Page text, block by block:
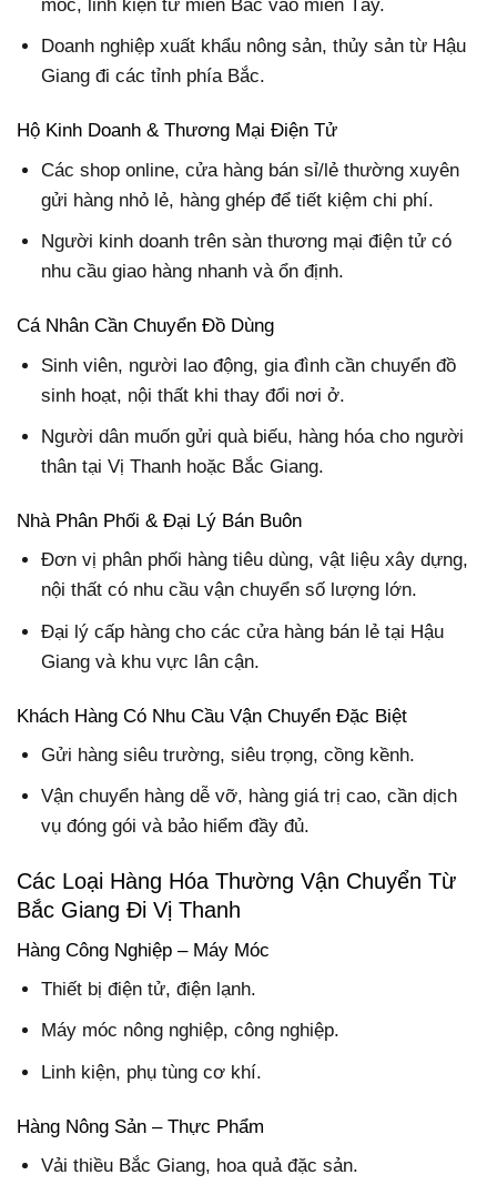
móc, linh kiện từ miền Bắc vào miền Tây.
Doanh nghiệp xuất khẩu nông sản, thủy sản từ Hậu
Giang đi các tỉnh phía Bắc.
Hộ Kinh Doanh & Thương Mại Điện Tử
Các shop online, cửa hàng bán sỉ/lẻ thường xuyên
gửi hàng nhỏ lẻ, hàng ghép để tiết kiệm chi phí.
Người kinh doanh trên sàn thương mại điện tử có
nhu cầu giao hàng nhanh và ổn định.
Cá Nhân Cần Chuyển Đồ Dùng
Sinh viên, người lao động, gia đình cần chuyển đồ
sinh hoạt, nội thất khi thay đổi nơi ở.
Người dân muốn gửi quà biếu, hàng hóa cho người
thân tại Vị Thanh hoặc Bắc Giang.
Nhà Phân Phối & Đại Lý Bán Buôn
Đơn vị phân phối hàng tiêu dùng, vật liệu xây dựng,
nội thất có nhu cầu vận chuyển số lượng lớn.
Đại lý cấp hàng cho các cửa hàng bán lẻ tại Hậu
Giang và khu vực lân cận.
Khách Hàng Có Nhu Cầu Vận Chuyển Đặc Biệt
Gửi hàng siêu trường, siêu trọng, cồng kềnh.
Vận chuyển hàng dễ vỡ, hàng giá trị cao, cần dịch
vụ đóng gói và bảo hiểm đầy đủ.
Các Loại Hàng Hóa Thường Vận Chuyển Từ
Bắc Giang Đi Vị Thanh
Hàng Công Nghiệp – Máy Móc
Thiết bị điện tử, điện lạnh.
Máy móc nông nghiệp, công nghiệp.
Linh kiện, phụ tùng cơ khí.
Hàng Nông Sản – Thực Phẩm
Vải thiều Bắc Giang, hoa quả đặc sản.